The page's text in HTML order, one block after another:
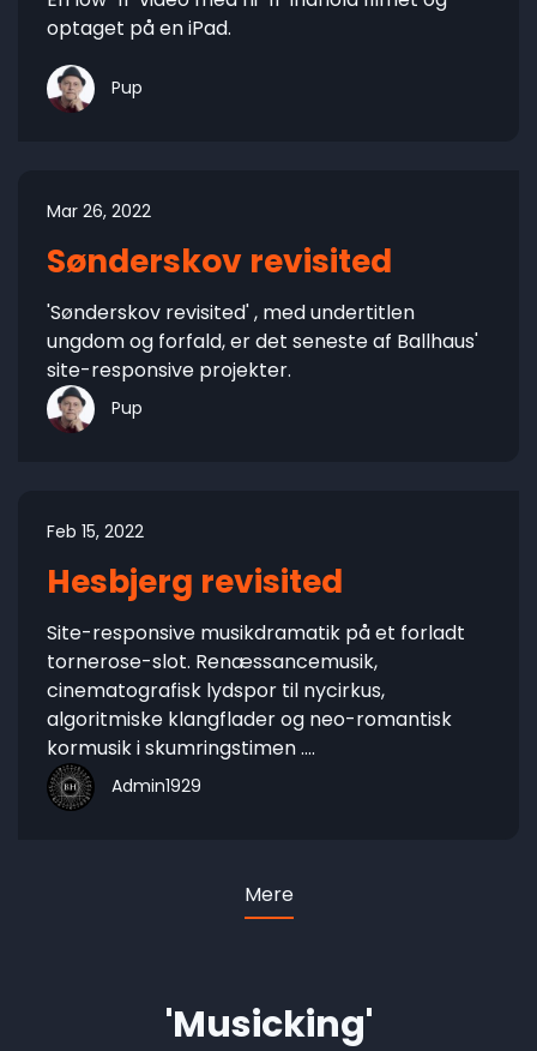
optaget på en iPad.
Pup
Mar 26, 2022
Sønderskov revisited
'Sønderskov revisited' , med undertitlen
ungdom og forfald, er det seneste af Ballhaus'
site-responsive projekter.
Pup
Feb 15, 2022
Hesbjerg revisited
Site-responsive musikdramatik på et forladt
tornerose-slot. Renæssancemusik,
cinematografisk lydspor til nycirkus,
algoritmiske klangflader og neo-romantisk
kormusik i skumringstimen ....
Admin1929
Mere
'Musicking'